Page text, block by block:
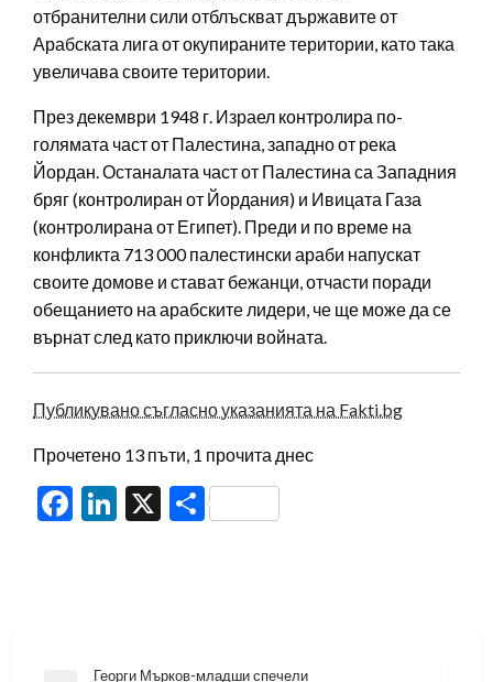
отбранителни сили отблъскват държавите от
Арабската лига от окупираните територии, като така
увеличава своите територии.
През декември 1948 г. Израел контролира по-
голямата част от Палестина, западно от река
Йордан. Останалата част от Палестина са Западния
бряг (контролиран от Йордания) и Ивицата Газа
(контролирана от Египет). Преди и по време на
конфликта 713 000 палестински араби напускат
своите домове и стават бежанци, отчасти поради
обещанието на арабските лидери, че ще може да се
върнат след като приключи войната.
Публикувано съгласно указанията на Fakti.bg
Прочетено 13 пъти, 1 прочита днес
Facebook
LinkedIn
X Share
Георги Мърков-младши спечели